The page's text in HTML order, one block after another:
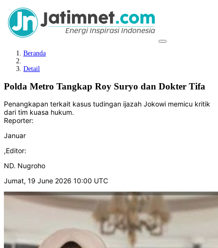
Beranda
Detail
Polda Metro Tangkap Roy Suryo dan Dokter Tifa
Penangkapan terkait kasus tudingan ijazah Jokowi memicu kritik
dari tim kuasa hukum.
Reporter:
Januar
,Editor:
ND. Nugroho
Jumat, 19 June 2026 10:00 UTC